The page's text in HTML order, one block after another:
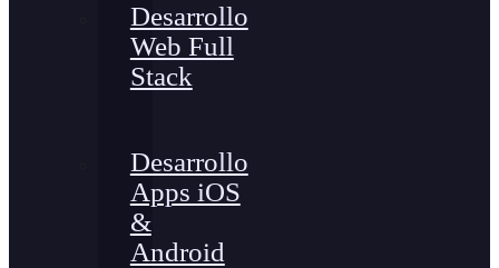
Desarrollo
Web Full
Stack
Desarrollo
Apps iOS
&
Android